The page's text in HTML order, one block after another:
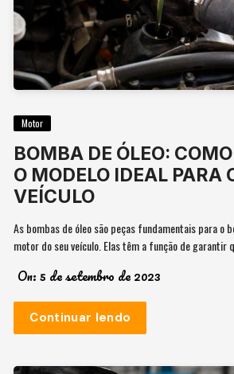
Motor
BOMBA DE ÓLEO:
O MODELO IDEAL PARA
VEÍCULO
As bombas de óleo são peças fundamentais para o
motor do seu veículo. Elas têm a função de garantir
On:5 de setembro de 2023
Continuar lendo